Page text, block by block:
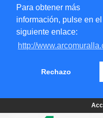
Para obtener más
información, pulse en el
siguiente enlace:
http://
Rechazo